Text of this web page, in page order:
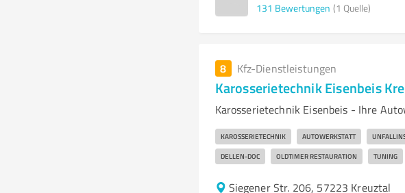
131 Bewertungen (1 Quelle)
8 Kfz-Dienstleistungen
Karosserietechnik Eisenbeis
Karosserietechnik Eisenbeis - Ihre
KAROSSERIETECHNIK AUTOWERKSTATT
DELLEN-DOC OLDTIMER RESTAURATION TUNING
Siegener Str. 206, 57223 Kreuztal